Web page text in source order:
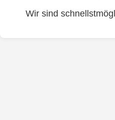
Wir sind